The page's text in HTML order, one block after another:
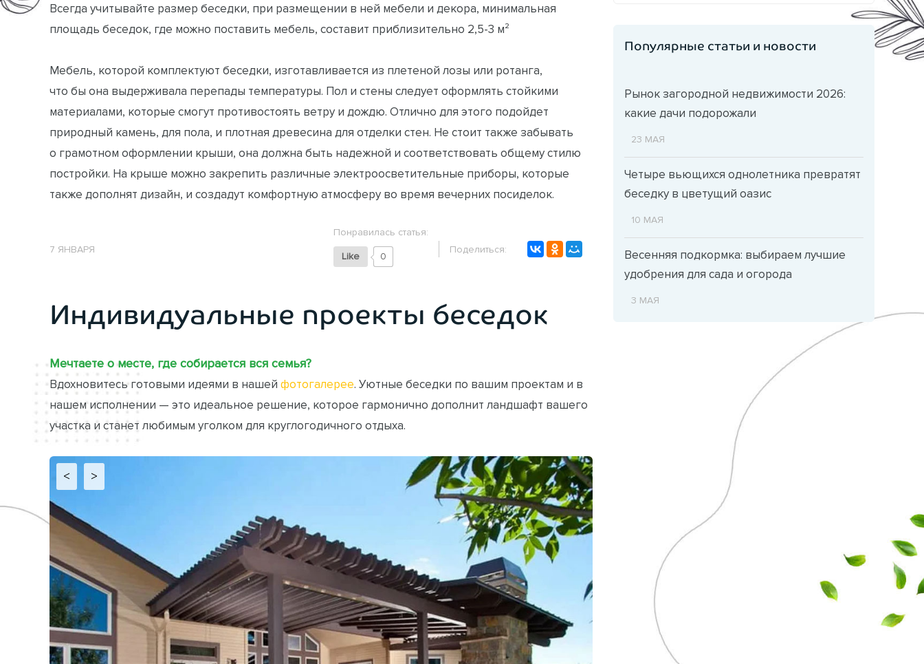
Всегда учитывайте размер беседки, при размещении в ней мебели и декора, минимальная
площадь беседок, где можно поставить мебель, составит приблизительно 2,5-3 м²
Мебель, которой комплектуют беседки, изготавливается из плетеной лозы или ротанга,
что бы она выдерживала перепады температуры. Пол и стены следует оформлять стойкими
материалами, которые смогут противостоять ветру и дождю. Отлично для этого подойдет
природный камень, для пола, и плотная древесина для отделки стен. Не стоит также забывать
о грамотном оформлении крыши, она должна быть надежной и соответствовать общему стилю
постройки. На крыше можно закрепить различные электроосветительные приборы, которые
также дополнят дизайн, и создадут комфортную атмосферу во время вечерних посиделок.
7 ЯНВАРЯ
Понравилась статья:
Like 0
Поделиться:
Индивидуальные проекты беседок
Мечтаете о месте, где собирается вся семья?
Вдохновитесь готовыми идеями в нашей фотогалерее . Уютные беседки по вашим проектам и в
нашем исполнении — это идеальное решение, которое гармонично дополнит ландшафт вашего
участка и станет любимым уголком для круглогодичного отдыха.
< >
Популярные статьи и новости
Рынок загородной недвижимости 2026:
какие дачи подорожали
23 МАЯ
Четыре вьющихся однолетника превратят
беседку в цветущий оазис
10 МАЯ
Весенняя подкормка: выбираем лучшие
удобрения для сада и огорода
3 МАЯ